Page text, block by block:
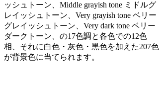
ッシュトーン、Middle grayish tone ミドルグ
レイッシュトーン、Very grayish tone ベリー
グレイッシュトーン、Very dark tone ベリー
ダークトーン、の17色調と各色での12色
相、それに白色・灰色・黒色を加えた207色
が背景色に当てられます。